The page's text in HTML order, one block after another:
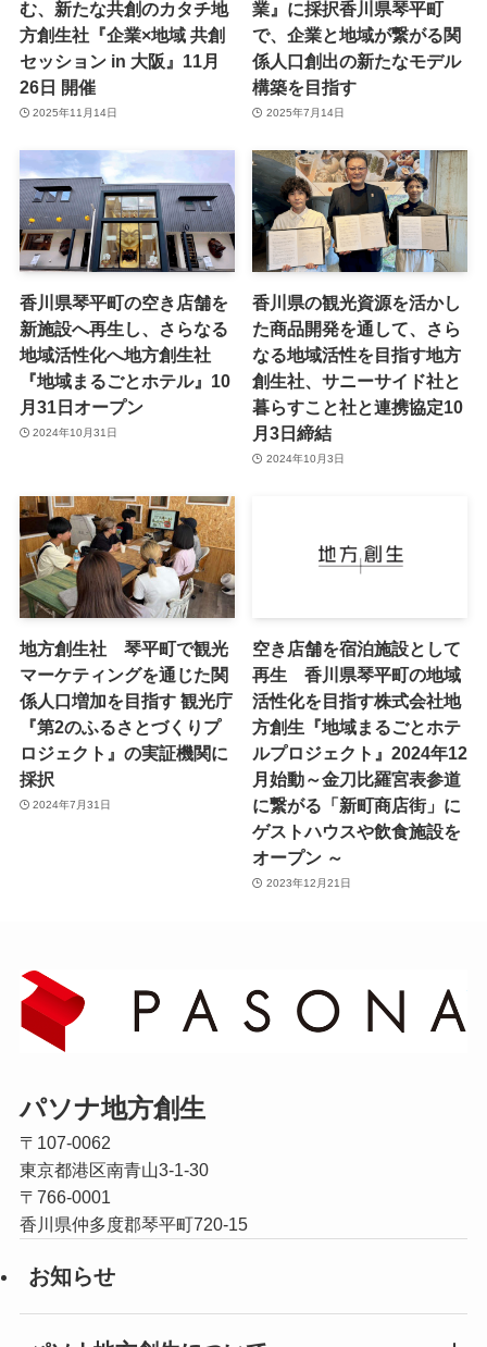
む、新たな共創のカタチ地
方創生社『企業×地域 共創
セッション in 大阪』11月
26日 開催
2025年11月14日
業』に採択香川県琴平町
で、企業と地域が繋がる関
係人口創出の新たなモデル
構築を目指す
2025年7月14日
香川県琴平町の空き店舗を
新施設へ再生し、さらなる
地域活性化へ地方創生社
『地域まるごとホテル』10
月31日オープン
2024年10月31日
香川県の観光資源を活かし
た商品開発を通して、さら
なる地域活性を目指す地方
創生社、サニーサイド社と
暮らすこと社と連携協定10
月3日締結
2024年10月3日
地方創生社 琴平町で観光
マーケティングを通じた関
係人口増加を目指す 観光庁
『第2のふるさとづくりプ
ロジェクト』の実証機関に
採択
2024年7月31日
空き店舗を宿泊施設として
再生 香川県琴平町の地域
活性化を目指す株式会社地
方創生『地域まるごとホテ
ルプロジェクト』2024年12
月始動～金刀比羅宮表参道
に繋がる「新町商店街」に
ゲストハウスや飲食施設を
オープン ～
2023年12月21日
パソナ地方創生
〒107-0062
東京都港区南青山3-1-30
〒766-0001
香川県仲多度郡琴平町720-15
お知らせ